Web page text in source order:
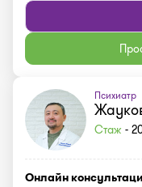
Психиатр
Стаж -
Онлайн